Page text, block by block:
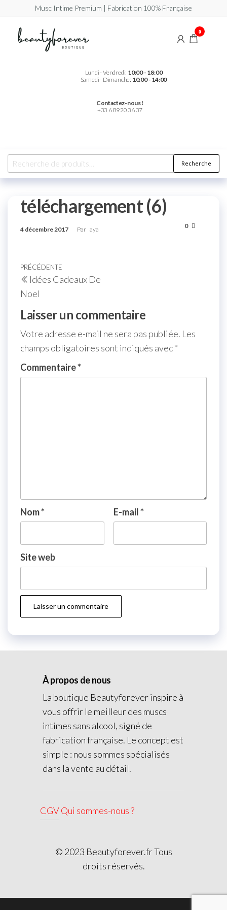
Musc Intime Premium | Fabrication 100% Française
Beautyforever
Lundi - Vendredi: 10:00 - 18:00
Samedi - Dimanche: 10:00 - 14:00
Contactez-nous !
+33 6 89 20 36 37
0
Recherche
téléchargement (6)
4 décembre 2017 Par aya 0
PRÉCÉDENTE
Idées Cadeaux De
Noel
Laisser un commentaire
Votre adresse e-mail ne sera pas publiée. Les
champs obligatoires sont indiqués avec*
Commentaire*
Nom* E-mail*
Site web
À propos de nous
La boutique Beautyforever inspire à
vous offrir le meilleur des muscs
intimes sans alcool, signé de
fabrication française. Le concept est
simple : nous sommes spécialisés
dans la vente au détail.
CGVQui sommes-nous ?
© 2023 Beautyforever.fr Tous
droits réservés.